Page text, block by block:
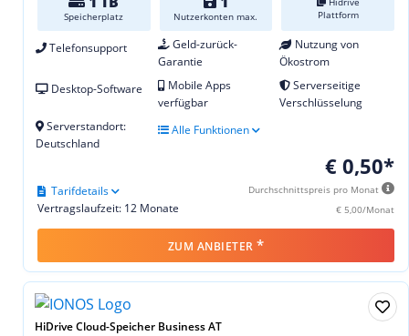
Speicherplatz Nutzerkonten max.
Plattform
Telefonsupport
Geld-zurück-
Garantie
Nutzung von
Ökostrom
Desktop-Software
Mobile Apps
verfügbar
Serverseitige
Verschlüsselung
Serverstandort:
Deutschland
Alle Funktionen
€ 0,50*
Durchschnittspreis pro Monat
€ 5,00/Monat
Vertragslaufzeit: 12 Monate
Tarifdetails
ZUM ANBIETER *
HiDrive Cloud-Speicher Business AT